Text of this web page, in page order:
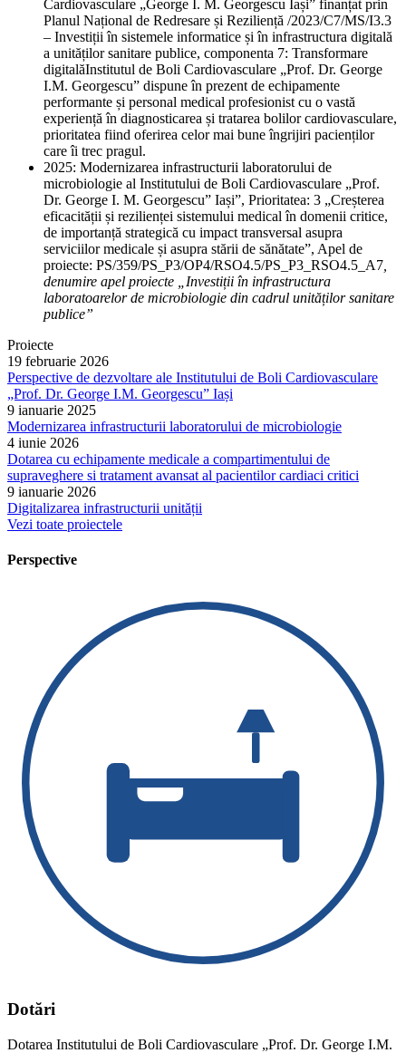
Cardiovasculare „George I. M. Georgescu Iași” finanțat prin
Planul Național de Redresare și Reziliență /2023/C7/MS/I3.3
– Investiții în sistemele informatice și în infrastructura digitală
a unităților sanitare publice, componenta 7: Transformare
digitalăInstitutul de Boli Cardiovasculare „Prof. Dr. George
I.M. Georgescu” dispune în prezent de echipamente
performante și personal medical profesionist cu o vastă
experiență în diagnosticarea și tratarea bolilor cardiovasculare,
prioritatea fiind oferirea celor mai bune îngrijiri pacienților
care îi trec pragul.
2025: Modernizarea infrastructurii laboratorului de
microbiologie al Institutului de Boli Cardiovasculare „Prof.
Dr. George I. M. Georgescu” Iași”, Prioritatea: 3 „Creșterea
eficacității și rezilienței sistemului medical în domenii critice,
de importanță strategică cu impact transversal asupra
serviciilor medicale și asupra stării de sănătate”, Apel de
proiecte: PS/359/PS_P3/OP4/RSO4.5/PS_P3_RSO4.5_A7
denumire apel proiecte „Investiții în infrastructura
laboratoarelor de microbiologie din cadrul unităților sanitare
publice”
Proiecte
19 februarie 2026
Perspective de dezvoltare ale Institutului de Boli Cardiovasculare
„Prof. Dr. George I.M. Georgescu” Iași
9 ianuarie 2025
Modernizarea infrastructurii laboratorului de microbiologie
4 iunie 2026
Dotarea cu echipamente medicale a compartimentului de
supraveghere si tratament avansat al pacientilor cardiaci critici
9 ianuarie 2026
Digitalizarea infrastructurii unității
Vezi toate proiectele
Perspective
Dotări
Dotarea Institutului de Boli Cardiovasculare „Prof. Dr. George I.M.